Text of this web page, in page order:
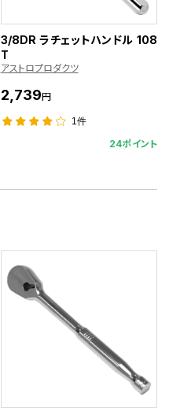
3/8DR ラチェットハンドル 108
T
アストロプロダクツ
2,739円
1件
24ポイント